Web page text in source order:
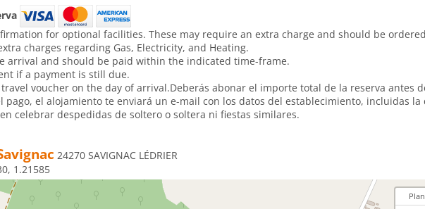
for optional facilities. These may require an extra charge and should be
charges regarding Gas, Electricity, and Heating.
arrival and should be paid within the indicated time-frame.
if a payment is still due.
voucher on the day of arrival.Deberás abonar el importe total de la reserva antes
pago, el alojamiento te enviará un e-mail con los datos del establecimiento, incluidas
celebrar despedidas de soltero o soltera ni fiestas similares.
24270 SAVIGNAC LÉDRIER
1.21585
Plan